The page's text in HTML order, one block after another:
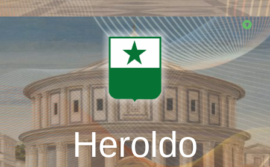
Skip
Heroldo